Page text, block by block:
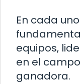
En cada
equipos,
en el
ganadora.